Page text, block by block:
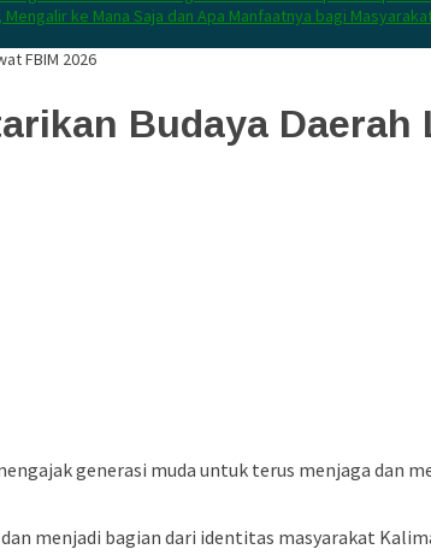
ke Mana Saja dan Apa Manfaatnya bagi
FBIM 2026
Budaya Daerah
generasi muda untuk terus menjaga dan
menjadi bagian dari identitas masyarakat